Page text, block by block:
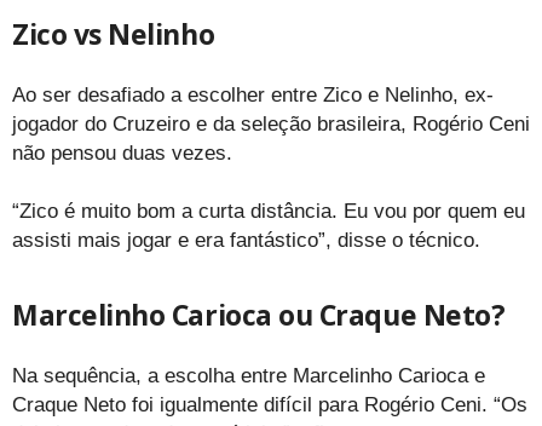
Zico vs Nelinho
Ao ser desafiado a escolher entre Zico e Nelinho, ex-
jogador do Cruzeiro e da seleção brasileira, Rogério Ceni
não pensou duas vezes.
“Zico é muito bom a curta distância. Eu vou por quem eu
assisti mais jogar e era fantástico”, disse o técnico.
Marcelinho Carioca ou Craque Neto?
Na sequência, a escolha entre Marcelinho Carioca e
Craque Neto foi igualmente difícil para Rogério Ceni. “Os